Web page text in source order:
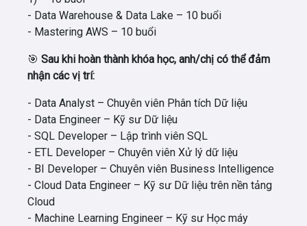
- Data Warehouse & Data Lake – 10 buổi
- Mastering AWS – 10 buổi
🎯 Sau khi hoàn thành khóa học, anh/chị có thể đảm
nhận các vị trí:
- Data Analyst – Chuyên viên Phân tích Dữ liệu
- Data Engineer – Kỹ sư Dữ liệu
- SQL Developer – Lập trình viên SQL
- ETL Developer – Chuyên viên Xử lý dữ liệu
- BI Developer – Chuyên viên Business Intelligence
- Cloud Data Engineer – Kỹ sư Dữ liệu trên nền tảng
Cloud
- Machine Learning Engineer – Kỹ sư Học máy